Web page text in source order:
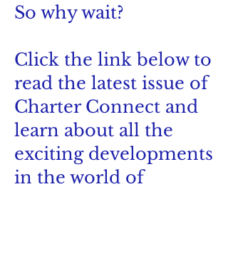
So why wait?
Click the link below to
read the latest issue of
Charter Connect and
learn about all the
exciting developments
in the world of